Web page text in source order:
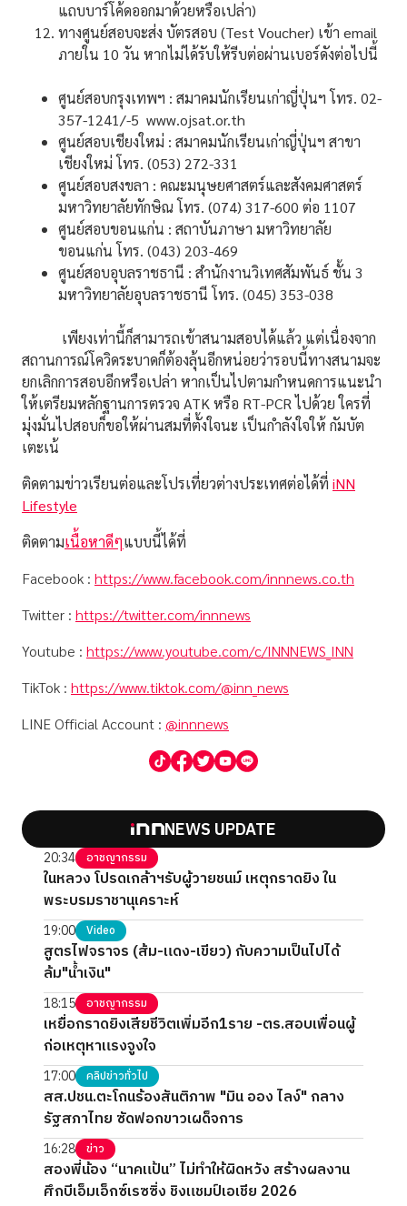
แถบบาร์โค้ดออกมาด้วยหรือเปล่า)
ทางศูนย์สอบจะส่ง บัตรสอบ (Test Voucher) เข้า email
ภายใน 10 วัน หากไม่ได้รับให้รีบต่อผ่านเบอร์ดังต่อไปนี้
ศูนย์สอบกรุงเทพฯ : สมาคมนักเรียนเก่าญี่ปุ่นฯ โทร. 02-
357-1241/-5 www.ojsat.or.th
ศูนย์สอบเชียงใหม่ : สมาคมนักเรียนเก่าญี่ปุ่นฯ สาขา
เชียงใหม่ โทร. (053) 272-331
ศูนย์สอบสงขลา : คณะมนุษยศาสตร์และสังคมศาสตร์
มหาวิทยาลัยทักษิณ โทร. (074) 317-600 ต่อ 1107
ศูนย์สอบขอนแก่น : สถาบันภาษา มหาวิทยาลัย
ขอนแก่น โทร. (043) 203-469
ศูนย์สอบอุบลราชธานี : สำนักงานวิเทศสัมพันธ์ ชั้น 3
มหาวิทยาลัยอุบลราชธานี โทร. (045) 353-038
เพียงเท่านี้ก็สามารถเข้าสนามสอบได้แล้ว แต่เนื่องจาก
สถานการณ์โควิดระบาดก็ต้องลุ้นอีกหน่อยว่ารอบนี้ทางสนามจะ
ยกเลิกการสอบอีกหรือเปล่า หากเป็นไปตามกำหนดการแนะนำ
ให้เตรียมหลักฐานการตรวจ ATK หรือ RT-PCR ไปด้วย ใครที่
มุ่งมั่นไปสอบก็ขอให้ผ่านสมที่ตั้งใจนะ เป็นกำลังใจให้ กัมบัต
เตะเน้
ติดตามข่าวเรียนต่อและโปรเที่ยวต่างประเทศต่อได้ที่ iNN
Lifestyle
ติดตามเนื้อหาดีๆแบบนี้ได้ที่
Facebook : https://www.facebook.com/innnews.co.th
Twitter : https://twitter.com/innnews
Youtube : https://www.youtube.com/c/INNNEWS_INN
TikTok : https://www.tiktok.com/@inn_news
LINE Official Account : @innnews
NEWS UPDATE
20:34 อาชญากรรม
ในหลวง โปรดเกล้าฯรับผู้วายชนม์ เหตุกราดยิง ใน
พระบรมราชานุเคราะห์
19:00 Video
สูตรไฟจราจร (ส้ม-แดง-เขียว) กับความเป็นไปได้
ล้ม"น้ำเงิน"
18:15 อาชญากรรม
เหยื่อกราดยิงเสียชีวิตเพิ่มอีก1ราย -ตร.สอบเพื่อนผู้
ก่อเหตุหาแรงจูงใจ
17:00 คลิปข่าวทั่วไป
สส.ปชน.ตะโกนร้องสันติภาพ "มิน ออง ไลง์" กลาง
รัฐสภาไทย ซัดฟอกขาวเผด็จการ
16:28 ข่าว
สองพี่น้อง “นาคแป้น” ไม่ทำให้ผิดหวัง สร้างผลงาน
ศึกบีเอ็มเอ็กซ์เรซซิ่ง ชิงแชมป์เอเชีย 2026